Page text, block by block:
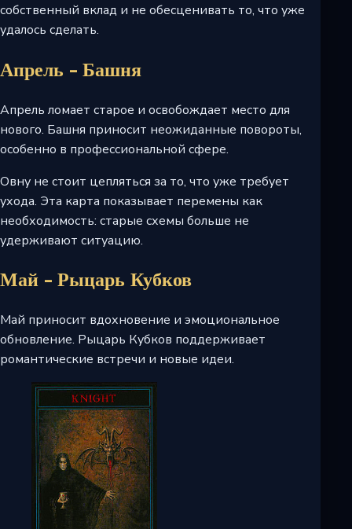
собственный вклад и не обесценивать то, что уже
удалось сделать.
Апрель - Башня
Апрель ломает старое и освобождает место для
нового. Башня приносит неожиданные повороты,
особенно в профессиональной сфере.
Овну не стоит цепляться за то, что уже требует
ухода. Эта карта показывает перемены как
необходимость: старые схемы больше не
удерживают ситуацию.
Май - Рыцарь Кубков
Май приносит вдохновение и эмоциональное
обновление. Рыцарь Кубков поддерживает
романтические встречи и новые идеи.